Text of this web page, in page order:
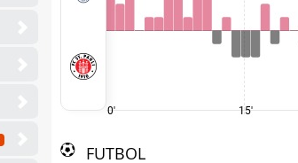
0' 15'
FUTBOL